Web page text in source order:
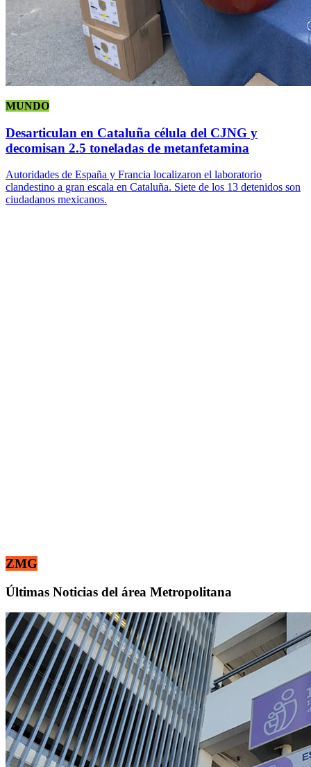
MUNDO
Desarticulan en Cataluña célula del CJNG y
decomisan 2.5 toneladas de metanfetamina
Autoridades de España y Francia localizaron el laboratorio
clandestino a gran escala en Cataluña. Siete de los 13 detenidos son
ciudadanos mexicanos.
ZMG
Últimas Noticias del área Metropolitana